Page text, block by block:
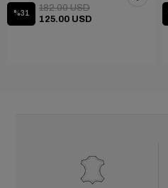
%31
125.00 USD
182.00 USD